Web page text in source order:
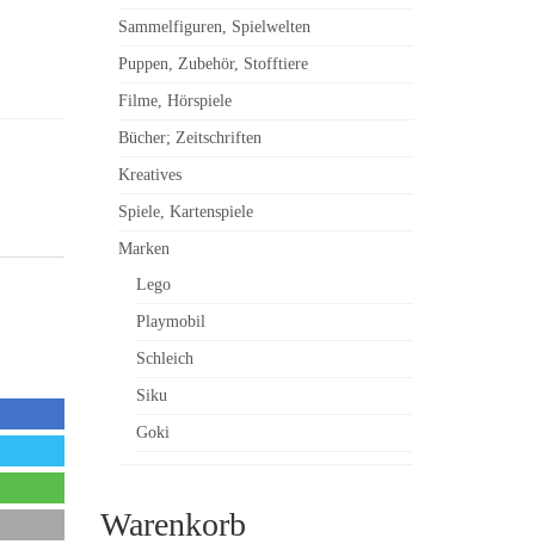
Sammelfiguren, Spielwelten
Puppen, Zubehör, Stofftiere
Filme, Hörspiele
Bücher; Zeitschriften
Kreatives
Spiele, Kartenspiele
Marken
Lego
Playmobil
Schleich
Siku
Goki
Warenkorb